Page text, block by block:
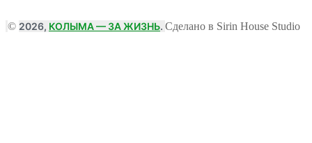
© 2026, КОЛЫМА — ЗА ЖИЗНЬ. Сделано в Sirin House Studio